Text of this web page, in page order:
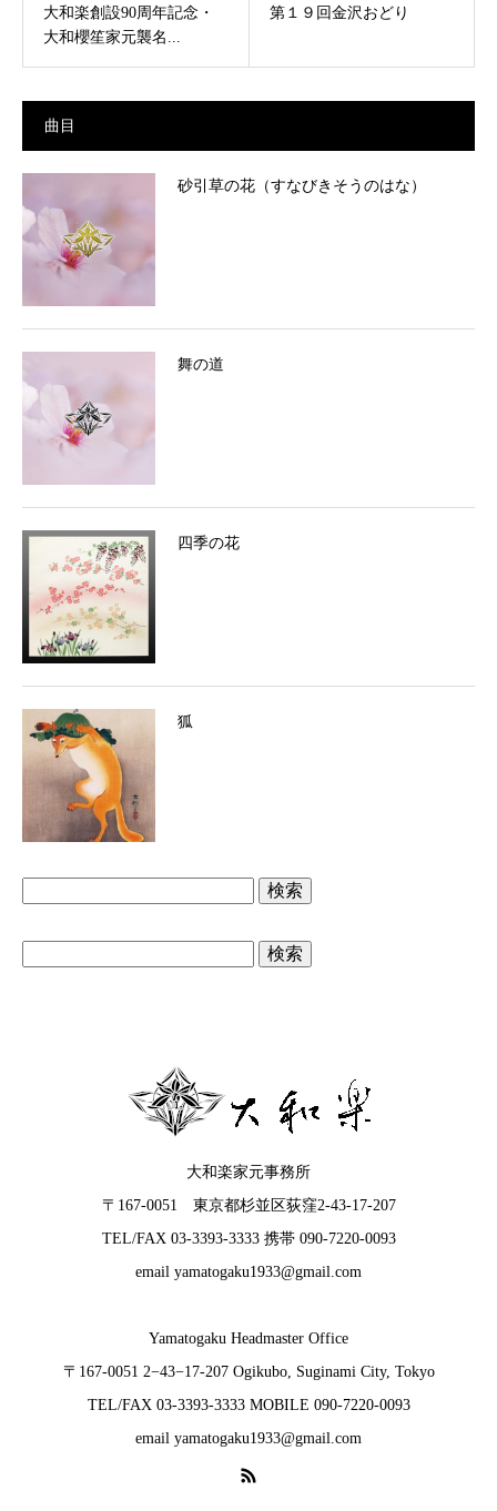
大和楽創設90周年記念・
大和櫻笙家元襲名...
第１９回金沢おどり
曲目
砂引草の花（すなびきそうのはな）
舞の道
四季の花
狐
大和楽家元事務所
〒167-0051 東京都杉並区荻窪2-43-17-207
TEL/FAX 03-3393-3333 携帯 090-7220-0093
email yamatogaku1933@gmail.com
Yamatogaku Headmaster Office
〒167-0051 2−43−17-207 Ogikubo, Suginami City, Tokyo
TEL/FAX 03-3393-3333 MOBILE 090-7220-0093
email yamatogaku1933@gmail.com